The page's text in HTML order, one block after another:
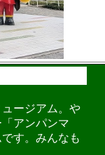
ージアム。や
アンパンマ
す。みんなも